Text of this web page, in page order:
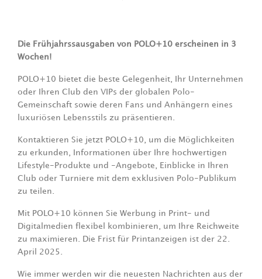
Die Frühjahrssausgaben von POLO+10 erscheinen in 3
Wochen!
POLO+10 bietet die beste Gelegenheit, Ihr Unternehmen
oder Ihren Club den VIPs der globalen Polo-
Gemeinschaft sowie deren Fans und Anhängern eines
luxuriösen Lebensstils zu präsentieren.
Kontaktieren Sie jetzt POLO+10, um die Möglichkeiten
zu erkunden, Informationen über Ihre hochwertigen
Lifestyle-Produkte und -Angebote, Einblicke in Ihren
Club oder Turniere mit dem exklusiven Polo-Publikum
zu teilen.
Mit POLO+10 können Sie Werbung in Print- und
Digitalmedien flexibel kombinieren, um Ihre Reichweite
zu maximieren. Die Frist für Printanzeigen ist der 22.
April 2025.
Wie immer werden wir die neuesten Nachrichten aus der